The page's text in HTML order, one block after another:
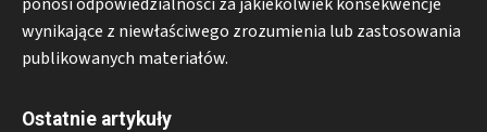
ponosi odpowiedzialności za jakiekolwiek konsekwencje
wynikające z niewłaściwego zrozumienia lub zastosowania
publikowanych materiałów.
Ostatnie artykuły